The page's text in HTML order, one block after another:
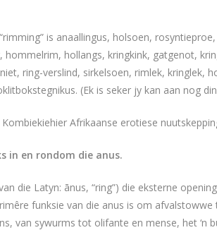
is anaallingus, holsoen,
hollangs, kringkink, gatgenot,
ring-verslind, sirkelsoen, rimlek, kringlek,
(Ek is seker jy kan aan nog
Afrikaanse erotiese
in en rondom die anus.
die Latyn: ānus, “ring”) die eksterne
funksie van die anus is om
van sywurms tot olifante en mense, het ‘n